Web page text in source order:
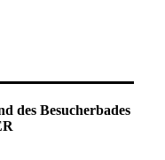
des Besucherbades